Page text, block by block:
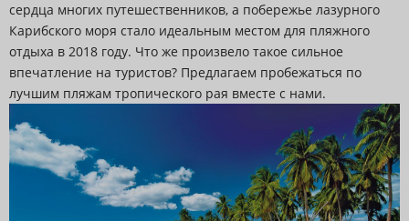
сердца многих путешественников, а побережье лазурного
Карибского моря стало идеальным местом для пляжного
отдыха в 2018 году. Что же произвело такое сильное
впечатление на туристов? Предлагаем пробежаться по
лучшим пляжам тропического рая вместе с нами.